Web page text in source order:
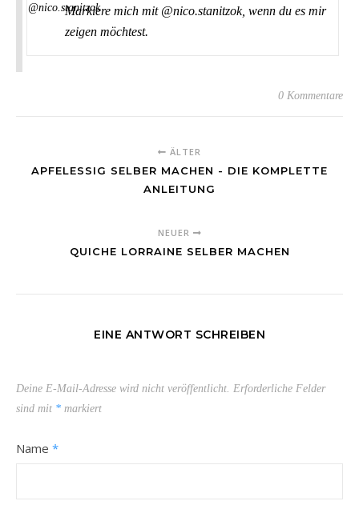
Markiere mich mit @nico.stanitzok, wenn du es mir
zeigen möchtest.
0 Kommentare
ÄLTER
APFELESSIG SELBER MACHEN - DIE KOMPLETTE
ANLEITUNG
NEUER
QUICHE LORRAINE SELBER MACHEN
EINE ANTWORT SCHREIBEN
Deine E-Mail-Adresse wird nicht veröffentlicht. Erforderliche Felder
sind mit * markiert
Name *